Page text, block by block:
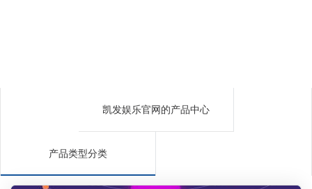
凯发娱乐官网的产品中心
产品类型分类